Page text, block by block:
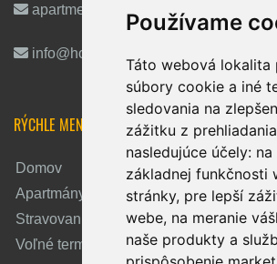
Používame
Táto webová lokalita
súbory cookie a iné
sledovania na
zážitku z
nasledujúce účely: na
základnej funkčnosti
stránky, pre lepší
webe, na meranie
naše produkty a
apartmentshoralka@gmail.com
info@horalka-liptov.sk
RÝCHLE MENU
Domov
Apartmány
Stravovanie
Voľné termíny